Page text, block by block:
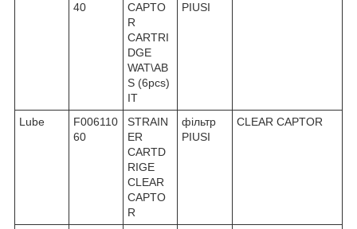
40
CAPTO
R
CARTRI
DGE
WAT\AB
S (6pcs)
IT
PIUSI
Lube
F006110
60
STRAIN
ER
CARTD
RIGE
CLEAR
CAPTO
R
фільтр
PIUSI
CLEAR CAPTOR